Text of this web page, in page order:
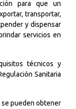
para que un
transportar,
y dispensar
servicios en
técnicos y
Sanitaria
se pueden obtener